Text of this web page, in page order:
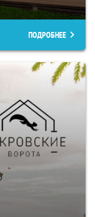
ПОДРОБНЕЕ